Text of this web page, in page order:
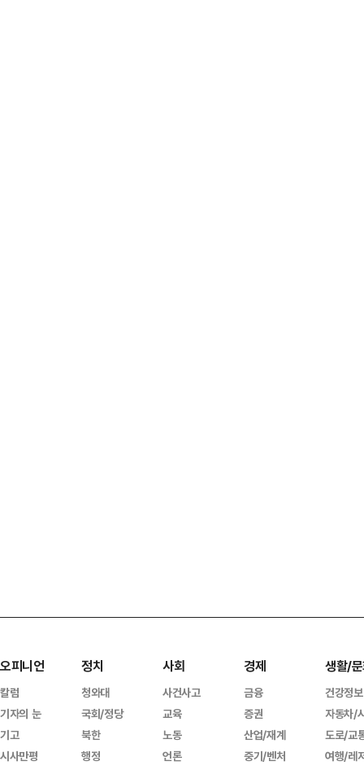
오피니언
칼럼
기자의 눈
기고
시사만평
정치
청와대
국회/정당
북한
행정
사회
사건사고
교육
노동
언론
경제
금융
증권
산업/재계
중기/벤처
생활/
건강정보
자동차/
도로/교
여행/레